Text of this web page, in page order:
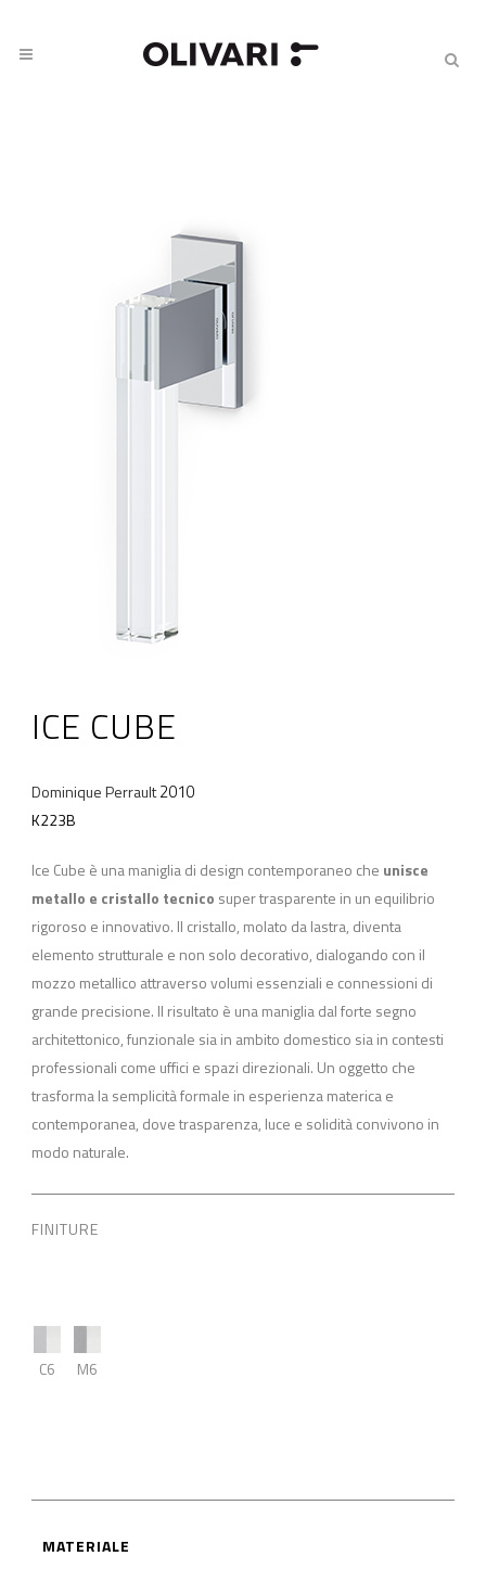
ICE CUBE
Dominique Perrault2010
K223B
Ice Cube è una maniglia di design contemporaneo che unisce
metallo e cristallo tecnico super trasparente in un equilibrio
rigoroso e innovativo. Il cristallo, molato da lastra, diventa
elemento strutturale e non solo decorativo, dialogando con il
mozzo metallico attraverso volumi essenziali e connessioni di
grande precisione. Il risultato è una maniglia dal forte segno
architettonico, funzionale sia in ambito domestico sia in contesti
professionali come uffici e spazi direzionali. Un oggetto che
trasforma la semplicità formale in esperienza materica e
contemporanea, dove trasparenza, luce e solidità convivono in
modo naturale.
FINITURE
C6 M6
MATERIALE